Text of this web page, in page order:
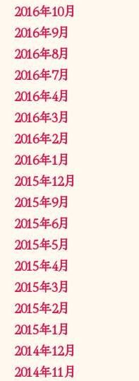
2016年10月
2016年9月
2016年8月
2016年7月
2016年4月
2016年3月
2016年2月
2016年1月
2015年12月
2015年9月
2015年6月
2015年5月
2015年4月
2015年3月
2015年2月
2015年1月
2014年12月
2014年11月